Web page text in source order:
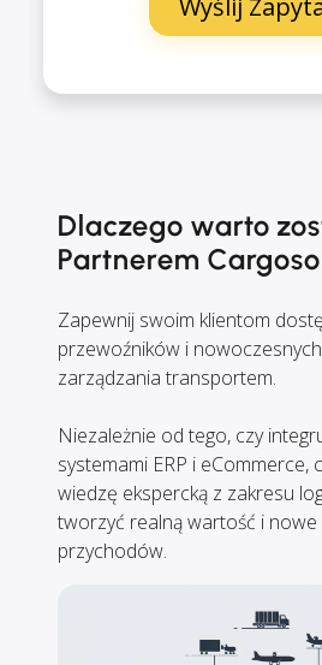
Dlaczego warto
Partnerem
Zapewnij swoim klientom
przewoźników i
zarządzania transportem.
Niezależnie od tego, czy
systemami ERP i eCommerce,
wiedzę ekspercką z zakresu
tworzyć realną wartość i nowe
przychodów.